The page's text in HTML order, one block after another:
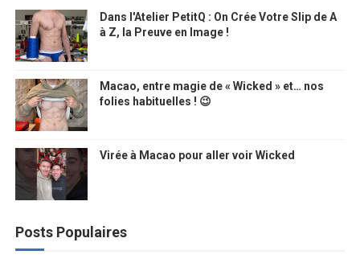
Dans l'Atelier PetitQ : On Crée Votre Slip de A
à Z, la Preuve en Image !
Macao, entre magie de « Wicked » et… nos
folies habituelles ! 😉
Virée à Macao pour aller voir Wicked
Posts Populaires